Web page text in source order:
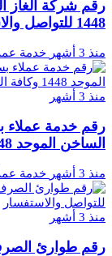
رقم شركة الغاز
1448 للتواصل والاستفسار
منذ 3 أشهر خدمة
منذ 3 أشهر
الساخن الموحد 1448 وكافة التفاصيل
منذ 3 أشهر خدمة
منذ 3 أشهر
رقم طوارئ